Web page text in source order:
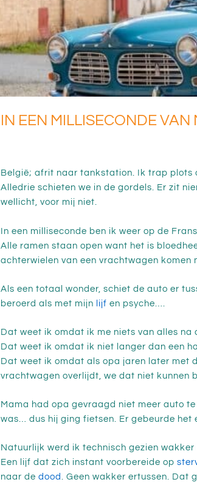
IN EEN MILLISECONDE
België; afrit naar tankstation. Ik trap plots
Alledrie schieten we in de gordels. Er zit
wellicht, voor mij niet.
In een milliseconde ben ik weer op de
Alle ramen staan open want het is
achterwielen van een vrachtwagen komen
Als een totaal wonder, schiet de auto er
beroerd als met mijn
lijf en psyche….
Dat weet ik omdat ik me niets van alles na
Dat weet ik omdat ik niet langer dan een
Dat weet ik omdat als opa jaren later met
vrachtwagen overlijdt, we dat niet kunnen
Mama had opa gevraagd niet meer auto
was… dus hij ging fietsen. Er gebeurde het
Natuurlijk werd ik technisch gezien
Een lijf dat zich instant voorbereide op
naar de dood
. Geen wakker ertussen. Dat